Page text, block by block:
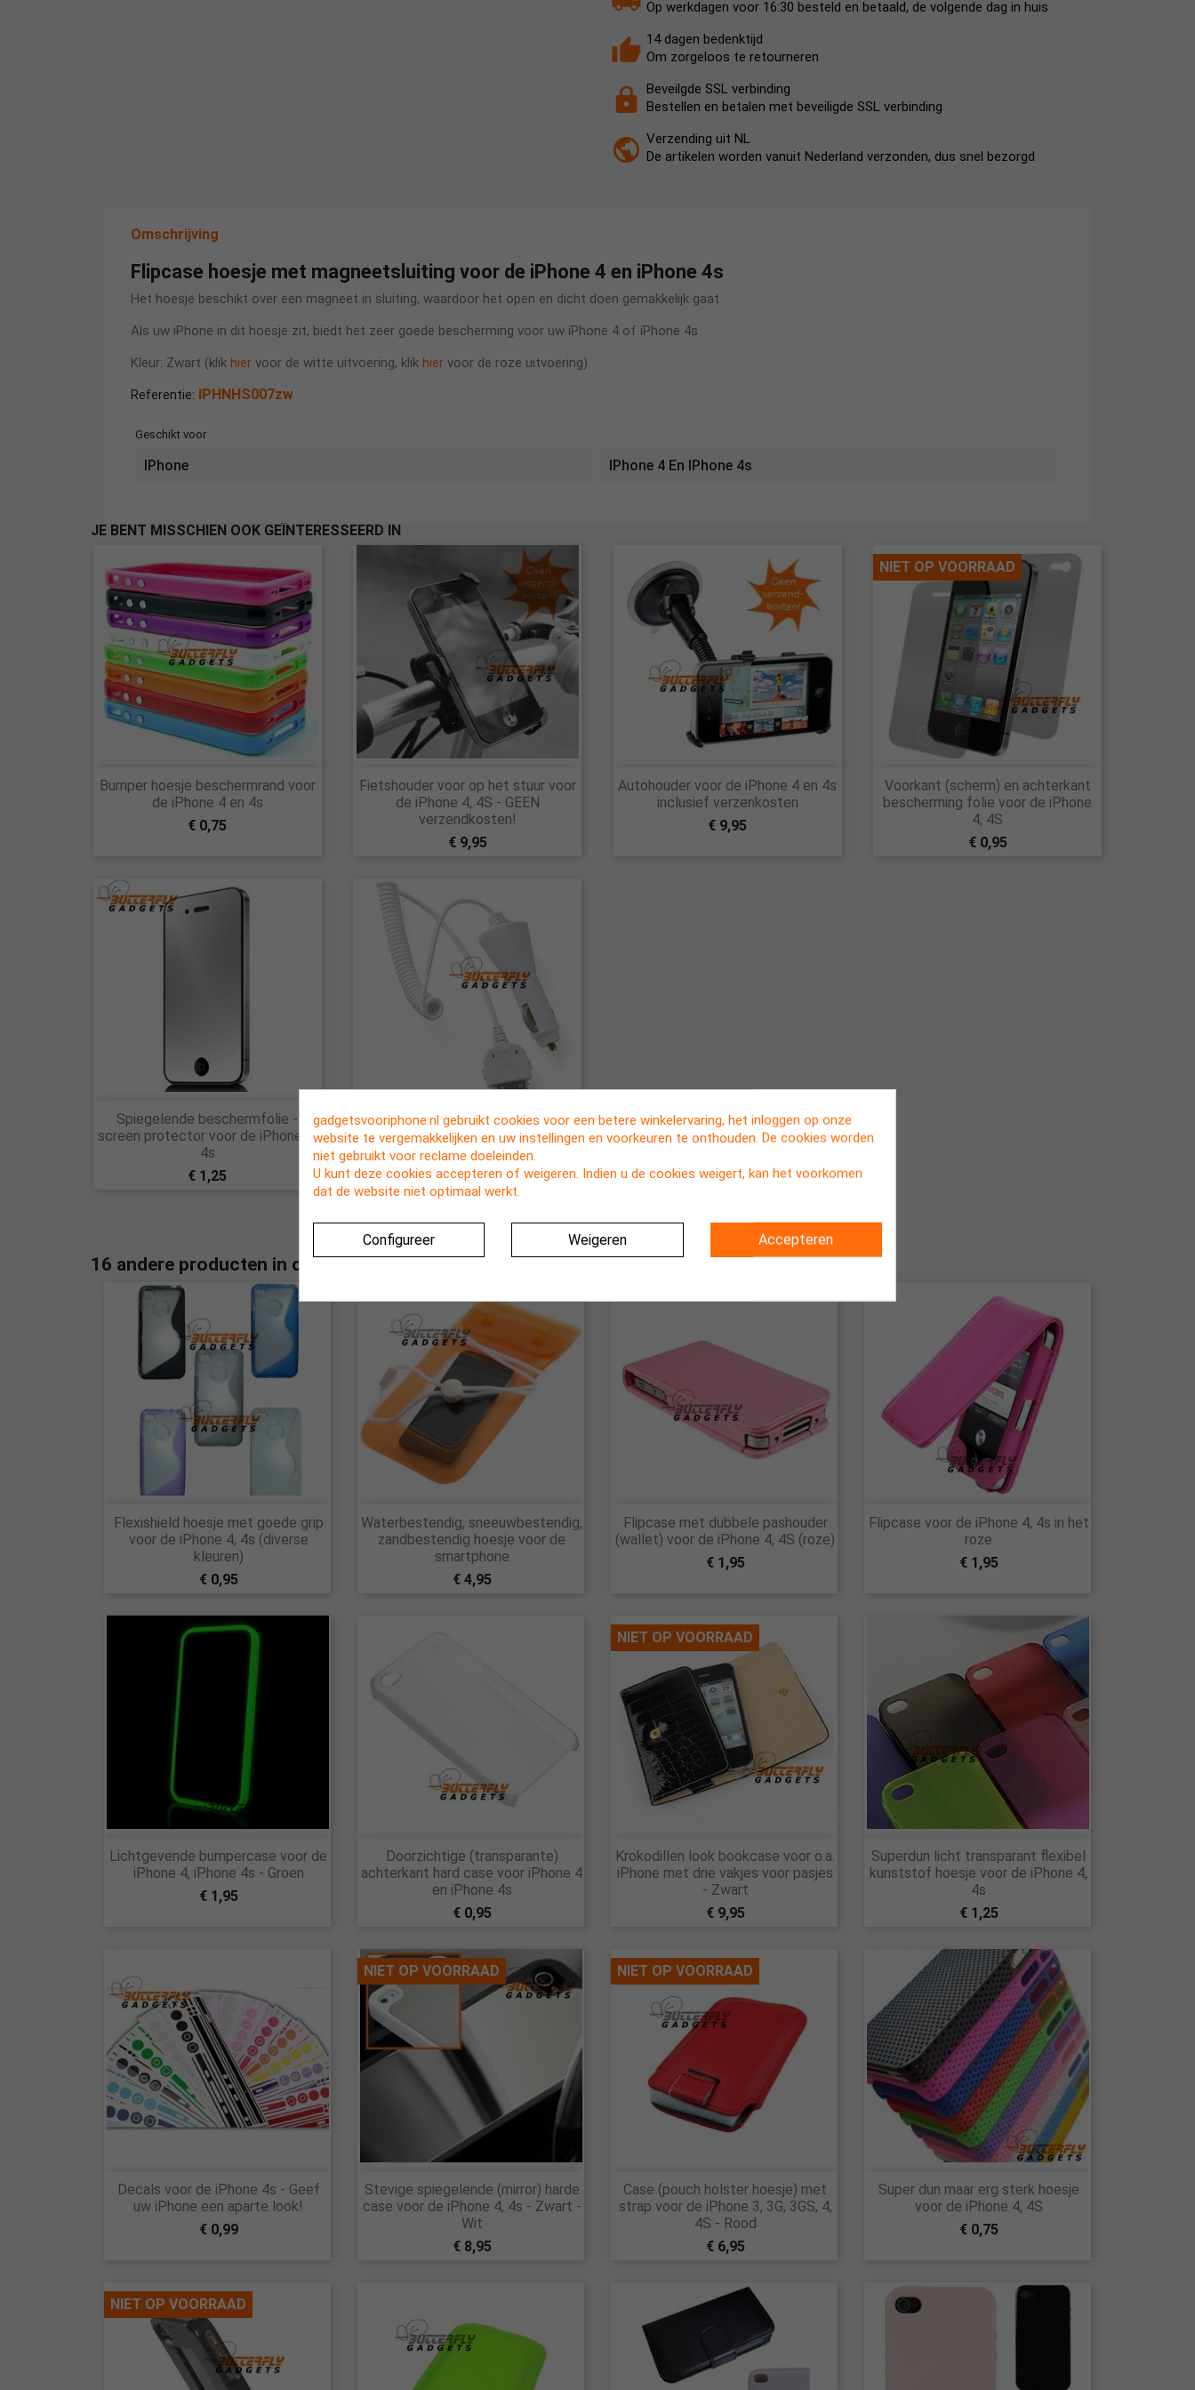
Op werkdagen voor 16:30 besteld en betaald, de volgende dag in huis
14 dagen bedenktijd
Om zorgeloos te retourneren
Beveilgde SSL verbinding
Bestellen en betalen met beveiligde SSL verbinding
Verzending uit NL
De artikelen worden vanuit Nederland verzonden, dus snel bezorgd
Omschrijving
Flipcase hoesje met magneetsluiting voor de iPhone 4 en iPhone 4s
Het hoesje beschikt over een magneet in sluiting, waardoor het open en dicht doen gemakkelijk gaat
Als uw iPhone in dit hoesje zit, biedt het zeer goede bescherming voor uw iPhone 4 of iPhone 4s
Kleur: Zwart (klik hier voor de witte uitvoering, klik hier voor de roze uitvoering).
Referentie: IPHNHS007zw
Geschikt voor
IPhone IPhone 4 En IPhone 4s
JE BENT MISSCHIEN OOK GEÏNTERESSEERD IN
Snel bekijken
Bumper hoesje beschermrand voor
de iPhone 4 en 4s
€ 0,75
 Snel bekijken
Fietshouder voor op het stuur voor
de iPhone 4, 4S - GEEN
verzendkosten!
€ 9,95
Snel bekijken
Autohouder voor de iPhone 4 en 4s
inclusief verzenkosten
€ 9,95
Snel bekijken
Voorkant (scherm) en achterkant
bescherming folie voor de iPhone
4, 4S
€ 0,95
NIET OP VOORRAAD
Snel bekijken
Spiegelende beschermfolie -
screen protector voor de iPhone 4,
4s
€ 1,25
Snel bekijken
Witte 12 volt autolader met kabel
voor de iPhone 4s, 4, 3Gs, 3
€ 3,95
16 andere producten in dezelfde categorie:
Snel bekijken
Flexishield hoesje met goede grip
voor de iPhone 4, 4s (diverse
kleuren)
€ 0,95
Snel bekijken
Waterbestendig, sneeuwbestendig,
zandbestendig hoesje voor de
smartphone
€ 4,95
Snel bekijken
Flipcase met dubbele pashouder
(wallet) voor de iPhone 4, 4S (roze)
€ 1,95
Snel bekijken
Flipcase voor de iPhone 4, 4s in het
roze
€ 1,95
Snel bekijken
Lichtgevende bumpercase voor de
iPhone 4, iPhone 4s - Groen
€ 1,95
Snel bekijken
Doorzichtige (transparante)
achterkant hard case voor iPhone 4
en iPhone 4s
€ 0,95
Snel bekijken
Krokodillen look bookcase voor o.a.
iPhone met drie vakjes voor pasjes
- Zwart
€ 9,95
NIET OP VOORRAAD
Snel bekijken
Superdun licht transparant flexibel
kunststof hoesje voor de iPhone 4,
4s
€ 1,25
Snel bekijken
Decals voor de iPhone 4s - Geef
uw iPhone een aparte look!
€ 0,99
Snel bekijken
Stevige spiegelende (mirror) harde
case voor de iPhone 4, 4s - Zwart -
Wit
€ 8,95
NIET OP VOORRAAD
Snel bekijken
Case (pouch holster hoesje) met
strap voor de iPhone 3, 3G, 3GS, 4,
4S - Rood
€ 6,95
NIET OP VOORRAAD
Snel bekijken
Super dun maar erg sterk hoesje
voor de iPhone 4, 4S
€ 0,75
NIET OP VOORRAAD
gadgetsvooriphone.nl gebruikt cookies voor een betere winkelervaring, het inloggen op onze
website te vergemakkelijken en uw instellingen en voorkeuren te onthouden. De cookies worden
niet gebruikt voor reclame doeleinden.
U kunt deze cookies accepteren of weigeren. Indien u de cookies weigert, kan het voorkomen
dat de website niet optimaal werkt.
Configureer Weigeren Accepteren